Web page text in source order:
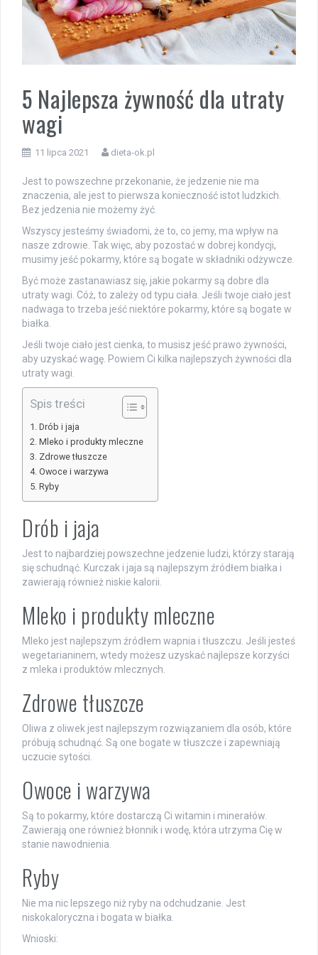
5 Najlepsza żywność dla utraty
wagi
11 lipca 2021 dieta-ok.pl
Jest to powszechne przekonanie, że jedzenie nie ma
znaczenia, ale jest to pierwsza konieczność istot ludzkich.
Bez jedzenia nie możemy żyć.
Wszyscy jesteśmy świadomi, że to, co jemy, ma wpływ na
nasze zdrowie. Tak więc, aby pozostać w dobrej kondycji,
musimy jeść pokarmy, które są bogate w składniki odżywcze.
Być może zastanawiasz się, jakie pokarmy są dobre dla
utraty wagi. Cóż, to zależy od typu ciała. Jeśli twoje ciało jest
nadwaga to trzeba jeść niektóre pokarmy, które są bogate w
białka.
Jeśli twoje ciało jest cienka, to musisz jeść prawo żywności,
aby uzyskać wagę. Powiem Ci kilka najlepszych żywności dla
utraty wagi.
Spis treści
Drób i jaja
Mleko i produkty mleczne
Zdrowe tłuszcze
Owoce i warzywa
Ryby
Drób i jaja
Jest to najbardziej powszechne jedzenie ludzi, którzy starają
się schudnąć. Kurczak i jaja są najlepszym źródłem białka i
zawierają również niskie kalorii.
Mleko i produkty mleczne
Mleko jest najlepszym źródłem wapnia i tłuszczu. Jeśli jesteś
wegetarianinem, wtedy możesz uzyskać najlepsze korzyści
z mleka i produktów mlecznych.
Zdrowe tłuszcze
Oliwa z oliwek jest najlepszym rozwiązaniem dla osób, które
próbują schudnąć. Są one bogate w tłuszcze i zapewniają
uczucie sytości.
Owoce i warzywa
Są to pokarmy, które dostarczą Ci witamin i minerałów.
Zawierają one również błonnik i wodę, która utrzyma Cię w
stanie nawodnienia.
Ryby
Nie ma nic lepszego niż ryby na odchudzanie. Jest
niskokaloryczna i bogata w białka.
Wnioski: